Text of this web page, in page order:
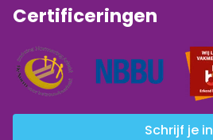
Certificeringen
Schrijf je in